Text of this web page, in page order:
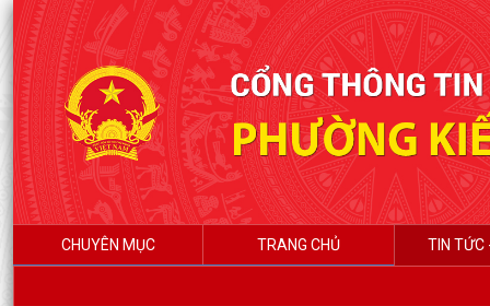
CHUYÊN MỤC TRANG CHỦ TIN TỨC